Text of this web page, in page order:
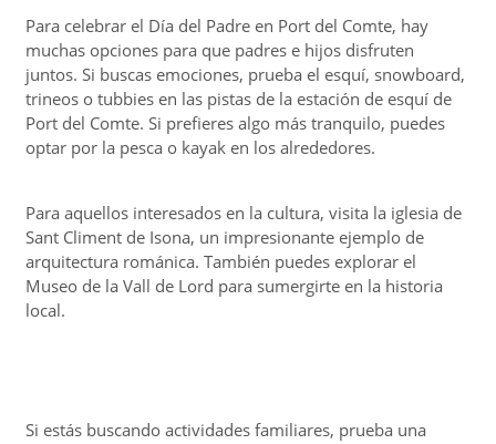
Para celebrar el Día del Padre en Port del Comte, hay
muchas opciones para que padres e hijos disfruten
juntos. Si buscas emociones, prueba el esquí, snowboard,
trineos o tubbies en las pistas de la estación de esquí de
Port del Comte. Si prefieres algo más tranquilo, puedes
optar por la pesca o kayak en los alrededores.
Para aquellos interesados en la cultura, visita la iglesia de
Sant Climent de Isona, un impresionante ejemplo de
arquitectura románica. También puedes explorar el
Museo de la Vall de Lord para sumergirte en la historia
local.
Si estás buscando actividades familiares, prueba una